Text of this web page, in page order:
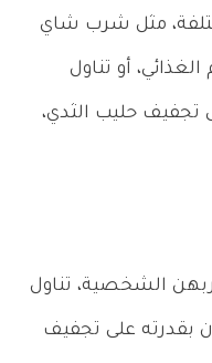
مثل شرب شاي
أو تناول
تجفيف حليب الثدي،
الشخصية، تناول
بقدرته على تجفيف